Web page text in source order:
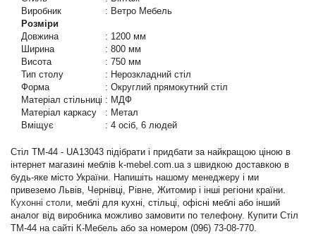
Виробник
: Ветро Мебель
Розміри
Довжина
: 1200 мм
Ширина
: 800 мм
Висота
: 750 мм
Тип столу
: Нерозкладний стіл
Форма
: Округлий прямокутний стіл
Матеріал стільниці : МДФ
Матеріал каркасу
: Метал
Вміщує
: 4 осіб, 6 людей
Стіл ТМ-44 - UA13043 підібрати і придбати за найкращою ціною в
інтернет магазині меблів k-mebel.com.ua з швидкою доставкою в
будь-яке місто України. Напишіть нашому менеджеру і ми
привеземо Львів, Чернівці, Рівне, Житомир і інші регіони країни.
Кухонні столи, меблі для кухні, стільці, офісні меблі або інший
аналог від виробника можливо замовити по телефону. Купити Стіл
ТМ-44 на сайті К-Мебель або за номером (096) 73-08-770.